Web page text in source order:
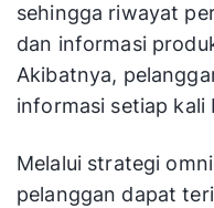
sehingga riwayat
dan informasi
Akibatnya,
informasi setiap kali
Melalui strategi
pelanggan dapat